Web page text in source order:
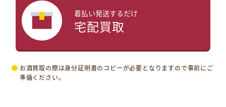
着払い発送するだけ
宅配買取
お酒買取の際は身分証明書のコピーが必要となりますので事前にご
準備ください。